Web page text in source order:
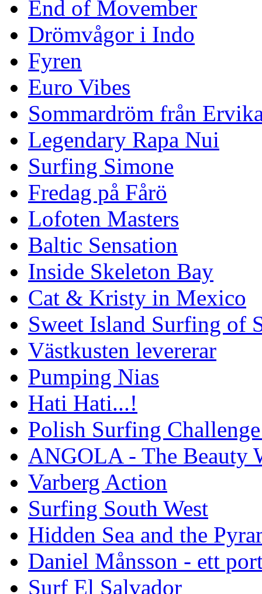
End of Movember
Drömvågor i Indo
Fyren
Euro Vibes
Sommardröm från
Legendary Rapa Nui
Surfing Simone
Fredag på Fårö
Lofoten Masters
Baltic Sensation
Inside Skeleton Bay
Cat & Kristy in Mexico
Sweet Island Surfing of
Västkusten levererar
Pumping Nias
Hati Hati...!
Polish Surfing
ANGOLA - The Beauty
Varberg Action
Surfing South West
Hidden Sea and the
Daniel Månsson - ett
Surf El Salvador